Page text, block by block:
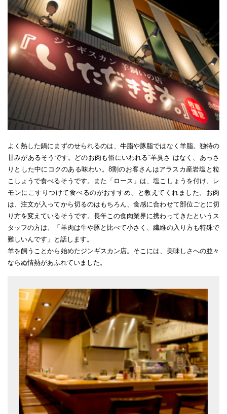
よく熱した鍋にまずのせられるのは、牛脂や豚脂ではなく羊脂。独特の
甘みがあるそうです。どのお肉も俗にいわれる“羊臭さ”はなく、あっさ
りとした中にコクのある味わい。8割のお客さんはアラスカ産岩塩と粒
こしょうで食べるそうです。また「ロース」は、塩こしょうを付け、レ
モンにこすりつけて食べるのがおすすめ、と教えてくれました。お肉
は、注文が入ってから切るのはもちろん、食感に合わせて部位ごとに切
り方を変えているそうです。長年この食肉業界に携わってきたというス
タッフの方は、「羊肉は牛や豚と比べて小さく、繊維の入り方も特殊で
難しいんです」と話します。
羊を飼うことから始めたジンギスカン店。そこには、美味しさへの並々
ならぬ情熱があふれていました。